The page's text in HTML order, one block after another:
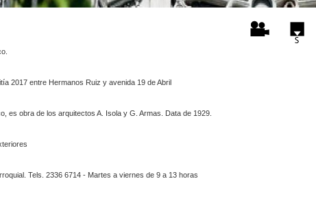
2017 entre Hermanos Ruiz y avenida 19 de Abril
es obra de los arquitectos A. Isola y G. Armas. Data de 1929.
Tels. 2336 6714 - Martes a viernes de 9 a 13 horas